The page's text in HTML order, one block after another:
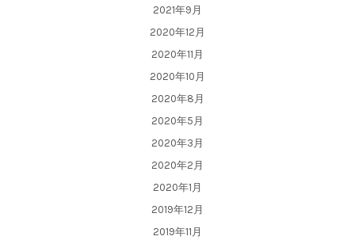
2021年9月
2020年12月
2020年11月
2020年10月
2020年8月
2020年5月
2020年3月
2020年2月
2020年1月
2019年12月
2019年11月